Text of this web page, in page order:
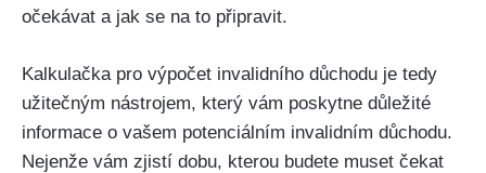
očekávat a jak se na to připravit.
Kalkulačka pro výpočet invalidního důchodu je tedy
užitečným nástrojem, který vám poskytne důležité
informace o vašem potenciálním invalidním důchodu.
Nejenže vám zjistí dobu, kterou budete muset čekat